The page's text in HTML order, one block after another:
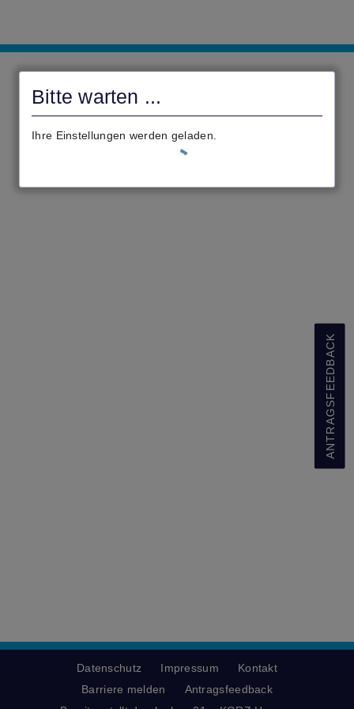
Bitte warten ...
Ihre Einstellungen werden geladen.
Florstadt
ANTRAGSFEEDBACK
Datenschutz Impressum
Kontakt
Barriere melden
Antragsfeedback